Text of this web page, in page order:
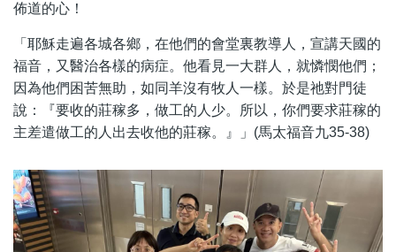
佈道的心！
「耶穌走遍各城各鄉，在他們的會堂裏教導人，宣講天國的
福音，又醫治各樣的病症。他看見一大群人，就憐憫他們；
因為他們困苦無助，如同羊沒有牧人一樣。於是祂對門徒
說：『要收的莊稼多，做工的人少。所以，你們要求莊稼的
主差遣做工的人出去收他的莊稼。』」(馬太福音九35-38)